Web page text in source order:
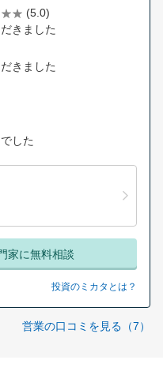
(5.0)
きました
きました
した
家に無料相談
投資のミカタとは？
営業の口コミを見る（7）